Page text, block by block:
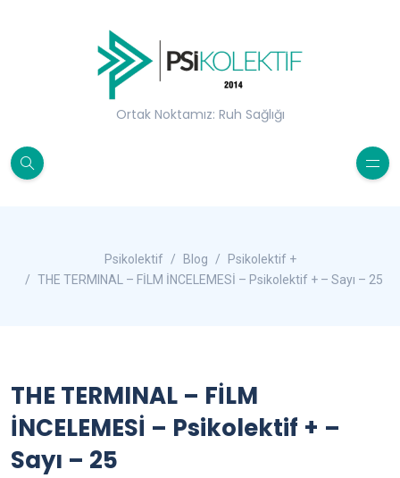
Ortak Noktamız: Ruh Sağlığı
Psikolektif Blog
Psikolektif +
THE TERMINAL – FİLM İNCELEMESİ – Psikolektif + – Sayı – 25
THE TERMINAL – FİLM
İNCELEMESİ – Psikolektif + –
Sayı – 25